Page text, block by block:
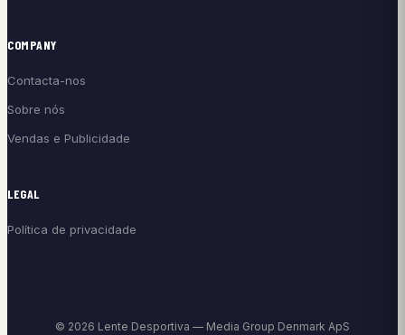
COMPANY
Contacta-nos
Sobre nós
Vendas e Publicidade
LEGAL
Política de privacidade
© 2026 Lente Desportiva — Media Group Denmark ApS